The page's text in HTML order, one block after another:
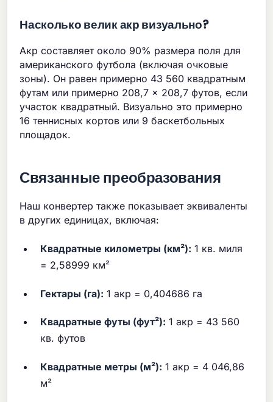
Насколько велик акр визуально?
Акр составляет около 90% размера поля для
американского футбола (включая очковые
зоны). Он равен примерно 43 560 квадратным
футам или примерно 208,7 × 208,7 футов, если
участок квадратный. Визуально это примерно
16 теннисных кортов или 9 баскетбольных
площадок.
Связанные преобразования
Наш конвертер также показывает эквиваленты
в других единицах, включая:
Квадратные километры (км²): 1 кв. миля
= 2,58999 км²
Гектары (га): 1 акр = 0,404686 га
Квадратные футы (фут²): 1 акр = 43 560
кв. футов
Квадратные метры (м²): 1 акр = 4 046,86
м²